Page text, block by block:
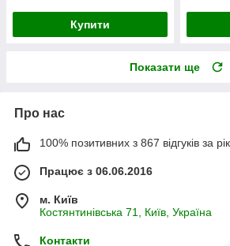
Купити
Показати ще
Про нас
100% позитивних з 867 відгуків за рік
Працює з 06.06.2016
м. Київ
Костянтинівська 71, Київ, Україна
Контакти